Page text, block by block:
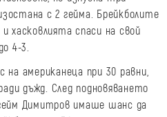
с 2 гейма. Брейкболите
хасковлията спаси на свой
4-3.
на американеца при 30 равни,
дъжд. След подновяването
Димитров имаше шанс да